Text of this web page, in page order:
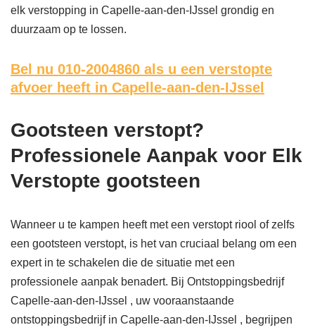
elk verstopping in Capelle-aan-den-IJssel grondig en
duurzaam op te lossen.
Bel nu 010-2004860 als u een verstopte
afvoer heeft in Capelle-aan-den-IJssel
Gootsteen verstopt?
Professionele Aanpak voor Elk
Verstopte gootsteen
Wanneer u te kampen heeft met een verstopt riool of zelfs
een gootsteen verstopt, is het van cruciaal belang om een
expert in te schakelen die de situatie met een
professionele aanpak benadert. Bij Ontstoppingsbedrijf
Capelle-aan-den-IJssel , uw vooraanstaande
ontstoppingsbedrijf in Capelle-aan-den-IJssel , begrijpen